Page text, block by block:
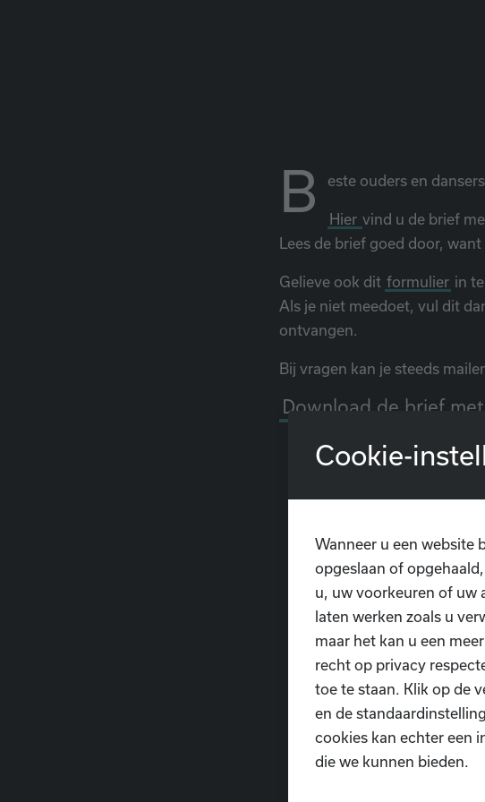
B este ouders en
Hier vind u de brief
Lees de brief goed door,
Gelieve ook dit formulier in
Als je niet meedoet, vul dit
ontvangen.
Bij vragen kan je steeds
Download de brief
Cookie-
Wanneer u een website
opgeslaan of
u, uw voorkeuren of uw
laten werken zoals u
maar het kan u een
recht op privacy
toe te staan. Klik op de
en de
cookies kan echter een
die we kunnen bieden.